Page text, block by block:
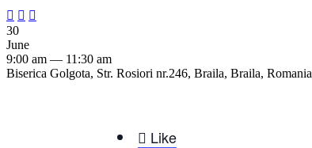
  
30
June
9:00 am — 11:30 am
Biserica Golgota, Str. Rosiori nr.246, Braila, Braila, Romania
 Like